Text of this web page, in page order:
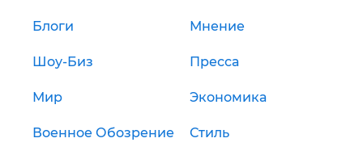
Блоги Мнение
Шоу-Биз Пресса
Мир Экономика
Военное Обозрение Стиль